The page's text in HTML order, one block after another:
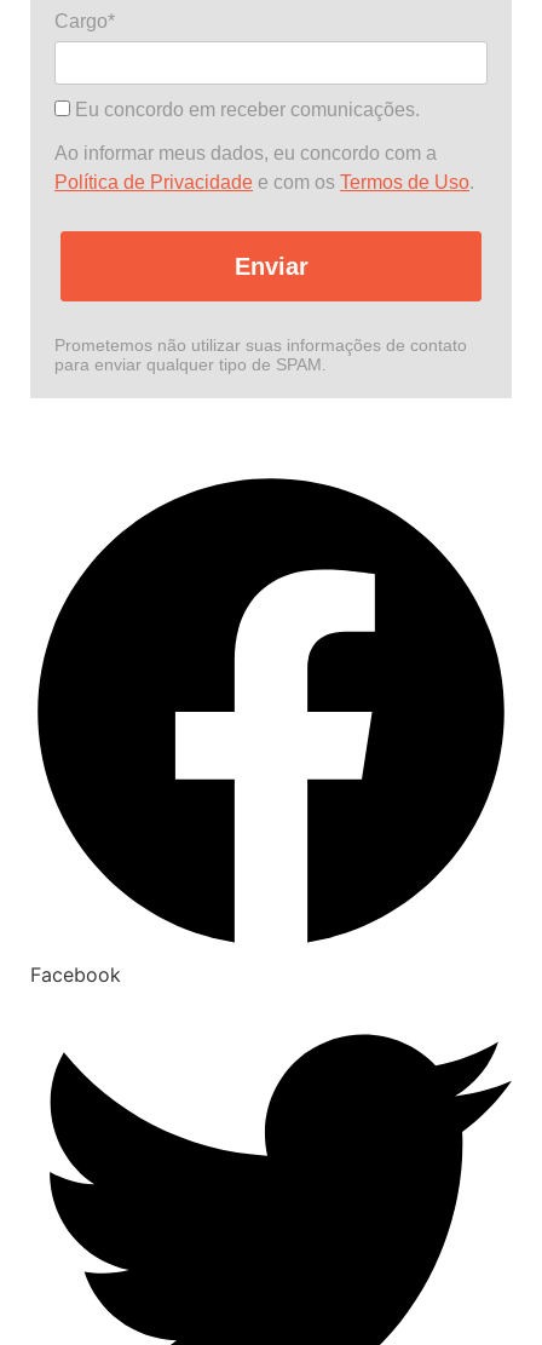
Cargo*
Eu concordo em receber comunicações.
Ao informar meus dados, eu concordo com a
Política de Privacidade e com os Termos de Uso.
Enviar
Prometemos não utilizar suas informações de contato
para enviar qualquer tipo de SPAM.
Facebook